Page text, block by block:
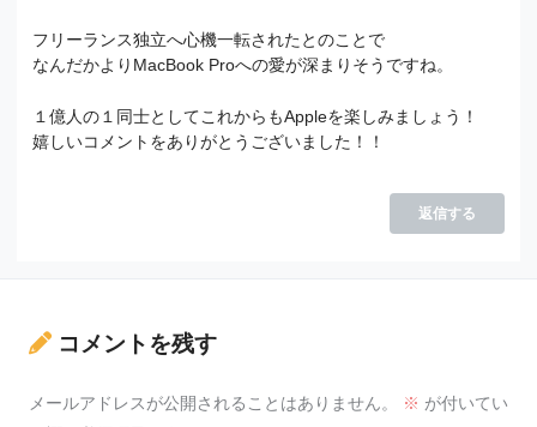
フリーランス独立へ心機一転されたとのことで
なんだかよりMacBook Proへの愛が深まりそうですね。
１億人の１同士としてこれからもAppleを楽しみましょう！
嬉しいコメントをありがとうございました！！
返信する
コメントを残す
メールアドレスが公開されることはありません。 ※ が付いてい